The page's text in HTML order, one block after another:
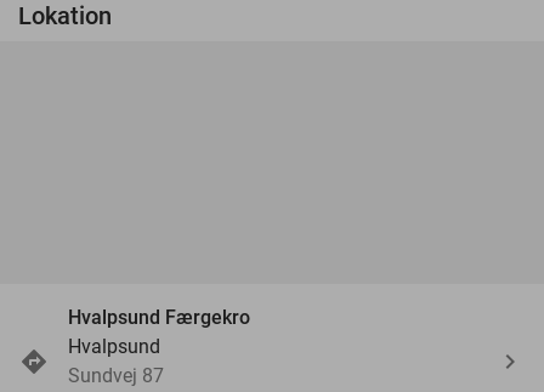
Lokation
Hvalpsund Færgekro
Hvalpsund
Sundvej 87